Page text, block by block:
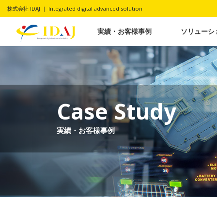
株式会社 IDAJ ｜ Integrated digital advanced solution
実績・お客様事例 ソリューシ
Case Study
実績・お客様事例